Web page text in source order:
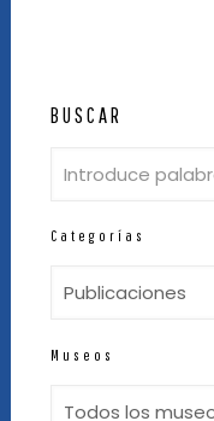
BUSCAR
Categorías
Museos